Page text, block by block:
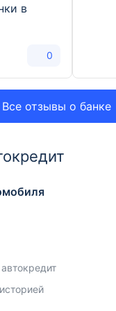
Все отзывы о банке
в
0